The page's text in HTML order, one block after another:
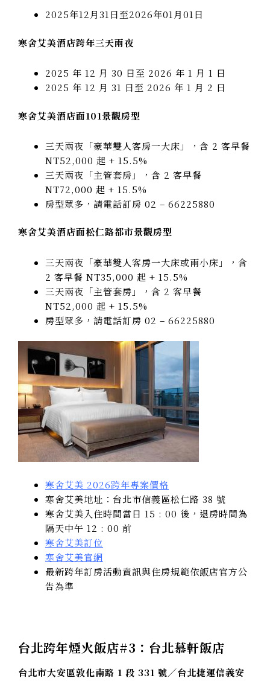
2025年12月31日至2026年01月01日
寒舍艾美酒店跨年三天兩夜
2025 年 12 月 30 日至 2026 年 1 月 1 日
2025 年 12 月 31 日至 2026 年 1 月 2 日
寒舍艾美酒店面101景觀房型
三天兩夜「豪華雙人客房一大床」，含 2 客早餐
NT52,000 起 + 15.5%
三天兩夜「主管套房」，含 2 客早餐
NT72,000 起 + 15.5%
房型眾多，請電話訂房 02 – 66225880
寒舍艾美酒店面松仁路都市景觀房型
三天兩夜「豪華雙人客房一大床或兩小床」，含
2 客早餐 NT35,000 起 + 15.5%
三天兩夜「主管套房」，含 2 客早餐
NT52,000 起 + 15.5%
房型眾多，請電話訂房 02 – 66225880
寒舍艾美 2026跨年專案價格
寒舍艾美地址：台北市信義區松仁路 38 號
寒舍艾美入住時間當日 15 : 00 後，退房時間為
隔天中午 12 : 00 前
寒舍艾美訂位
寒舍艾美官網
最新跨年訂房活動資訊與住房規範依飯店官方公
告為準
台北跨年煙火飯店#3： 台北慕軒飯店
台北市大安區敦化南路 1 段 331 號／台北捷運信義安